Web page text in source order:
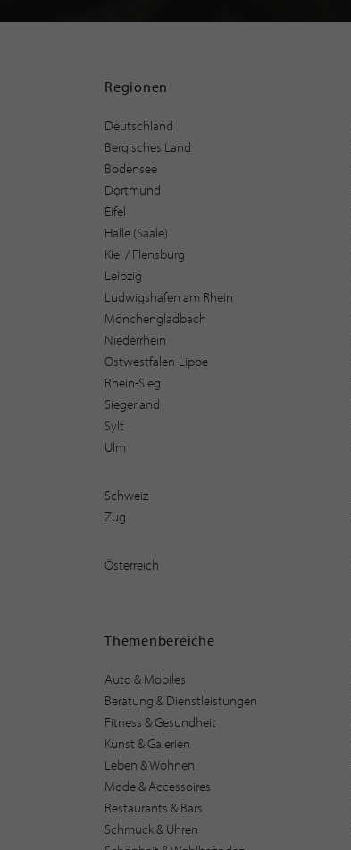
Regionen
Deutschland
Bergisches Land
Bodensee
Dortmund
Eifel
Halle (Saale)
Kiel / Flensburg
Leipzig
Ludwigshafen am Rhein
Mönchengladbach
Niederrhein
Ostwestfalen-Lippe
Rhein-Sieg
Siegerland
Sylt
Ulm
Schweiz
Zug
Österreich
Themenbereiche
Auto & Mobiles
Beratung & Dienstleistungen
Fitness & Gesundheit
Kunst & Galerien
Leben & Wohnen
Mode & Accessoires
Restaurants & Bars
Schmuck & Uhren